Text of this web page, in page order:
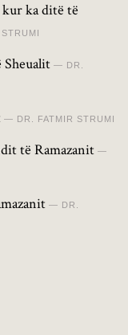
ka ditë të
DR.
DR. FATMIR STRUMI
të Ramazanit
DR.